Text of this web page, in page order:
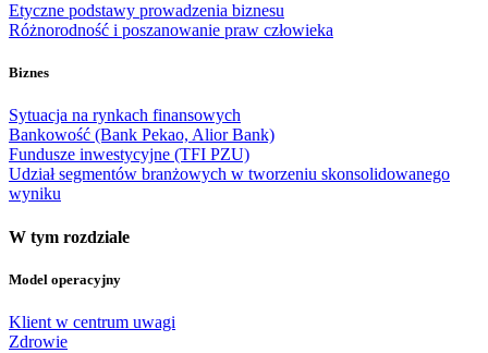
Etyczne podstawy prowadzenia biznesu
Różnorodność i poszanowanie praw człowieka
Biznes
Sytuacja na rynkach finansowych
Bankowość (Bank Pekao, Alior Bank)
Fundusze inwestycyjne (TFI PZU)
Udział segmentów branżowych w tworzeniu skonsolidowanego
wyniku
W tym rozdziale
Model operacyjny
Klient w centrum uwagi
Zdrowie